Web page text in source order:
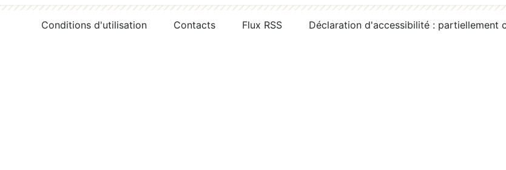
Conditions d'utilisation Contacts Flux RSS Déclaration d'accessibilité : partiellement